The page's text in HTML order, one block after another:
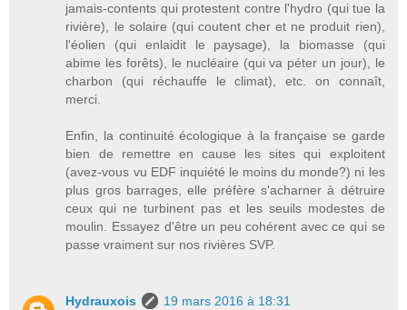
jamais-contents qui protestent contre l'hydro (qui tue la
rivière), le solaire (qui coutent cher et ne produit rien),
l'éolien (qui enlaidit le paysage), la biomasse (qui
abime les forêts), le nucléaire (qui va péter un jour), le
charbon (qui réchauffe le climat), etc. on connaît,
merci.
Enfin, la continuité écologique à la française se garde
bien de remettre en cause les sites qui exploitent
(avez-vous vu EDF inquiété le moins du monde?) ni les
plus gros barrages, elle préfère s'acharner à détruire
ceux qui ne turbinent pas et les seuils modestes de
moulin. Essayez d'être un peu cohérent avec ce qui se
passe vraiment sur nos rivières SVP.
Hydrauxois
19 mars 2016 à 18:31